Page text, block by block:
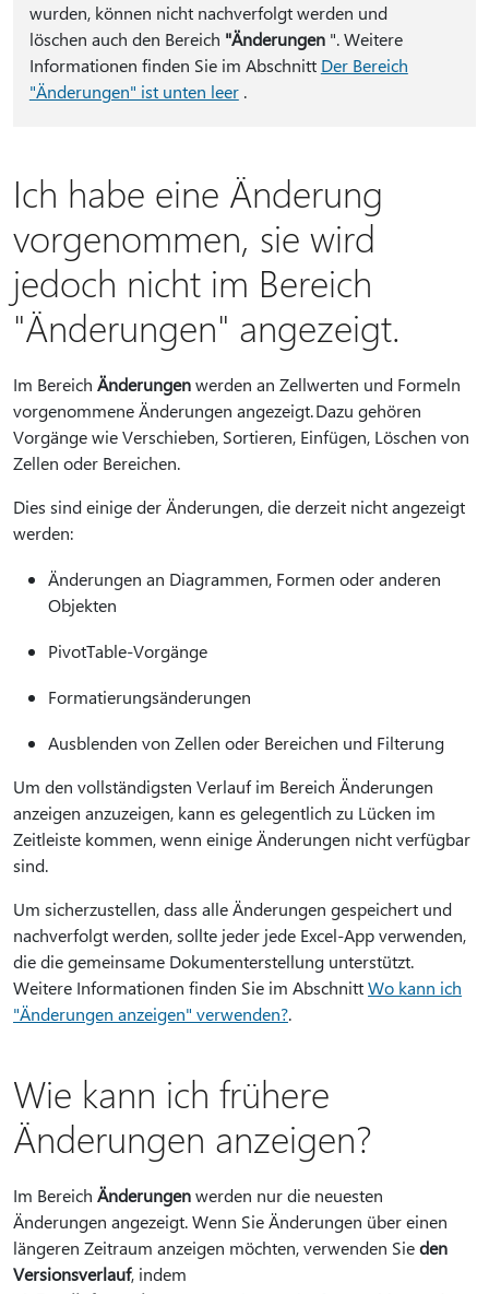
wurden, können nicht nachverfolgt werden und
löschen auch den Bereich "Änderungen". Weitere
Informationen finden Sie im Abschnitt Der Bereich
"Änderungen" ist unten leer.
Ich habe eine Änderung
vorgenommen, sie wird
jedoch nicht im Bereich
"Änderungen" angezeigt.
Im Bereich Änderungenwerden an Zellwerten und Formeln
vorgenommene Änderungen angezeigt. Dazu gehören
Vorgänge wie Verschieben, Sortieren, Einfügen, Löschen von
Zellen oder Bereichen.
Dies sind einige der Änderungen, die derzeit nicht angezeigt
werden:
Änderungen an Diagrammen, Formen oder anderen
Objekten
PivotTable-Vorgänge
Formatierungsänderungen
Ausblenden von Zellen oder Bereichen und Filterung
Um den vollständigsten Verlauf im Bereich Änderungen
anzeigen anzuzeigen, kann es gelegentlich zu Lücken im
Zeitleiste kommen, wenn einige Änderungen nicht verfügbar
sind.
Um sicherzustellen, dass alle Änderungen gespeichert und
nachverfolgt werden, sollte jeder jede Excel-App verwenden,
die die gemeinsame Dokumenterstellung unterstützt.
Weitere Informationen finden Sie im AbschnittWo kann ich
"Änderungen anzeigen" verwenden?.
Wie kann ich frühere
Änderungen anzeigen?
Im Bereich Änderungenwerden nur die neuesten
Änderungen angezeigt. Wenn Sie Änderungen über einen
längeren Zeitraum anzeigen möchten, verwenden Sieden
Versionsverlauf, indem